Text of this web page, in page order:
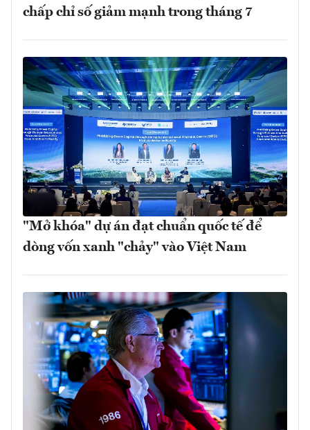
chấp chỉ số giảm mạnh trong tháng 7
"Mở khóa" dự án đạt chuẩn quốc tế để
dòng vốn xanh "chảy" vào Việt Nam